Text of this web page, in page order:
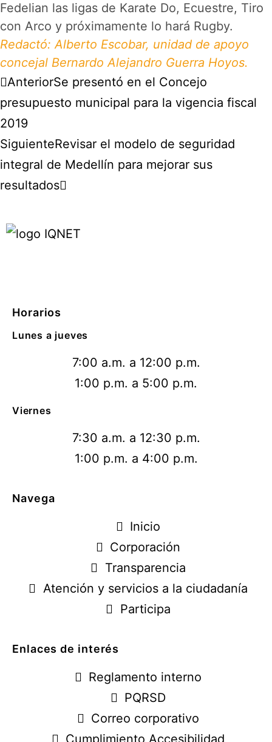
Fedelian las ligas de Karate Do, Ecuestre, Tiro
con Arco y próximamente lo hará Rugby.
Redactó: Alberto Escobar, unidad de apoyo
concejal Bernardo Alejandro Guerra Hoyos.
AnteriorSe presentó en el Concejo
presupuesto municipal para la vigencia fiscal
2019
SiguienteRevisar el modelo de seguridad
integral de Medellín para mejorar sus
resultados
Horarios
Lunes a jueves
7:00 a.m. a 12:00 p.m.
1:00 p.m. a 5:00 p.m.
Viernes
7:30 a.m. a 12:30 p.m.
1:00 p.m. a 4:00 p.m.
Navega
Inicio
Corporación
Transparencia
Atención y servicios a la ciudadanía
Participa
Enlaces de interés
Reglamento interno
PQRSD
Correo corporativo
Cumplimiento Accesibilidad